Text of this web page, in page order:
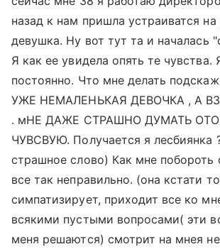
назад к нам пришла устраиватся на
девушка. Ну вот тут та и началась
Я как ее увидела опять те
постоянно. Что мне делать
УЖЕ НЕМАЛЕНЬКАЯ ДЕВОЧКА , А
. мНЕ ДАЖЕ СТРАШНО ДУМАТЬ
ЧУВСВУЮ. Получается я лесбиянка
страшное слово) Как мне побороть
все так неправильно. (она кстати
симпатизирует, приходит все ко
всякими пустыми вопросами( эти
меня решаются) смотрит на мнея не